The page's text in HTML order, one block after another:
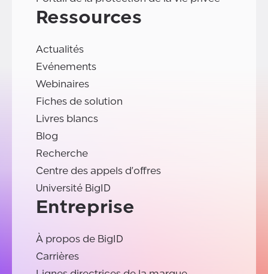
Ressources
Actualités
Evénements
Webinaires
Fiches de solution
Livres blancs
Blog
Recherche
Centre des appels d'offres
Université BigID
Entreprise
À propos de BigID
Carrières